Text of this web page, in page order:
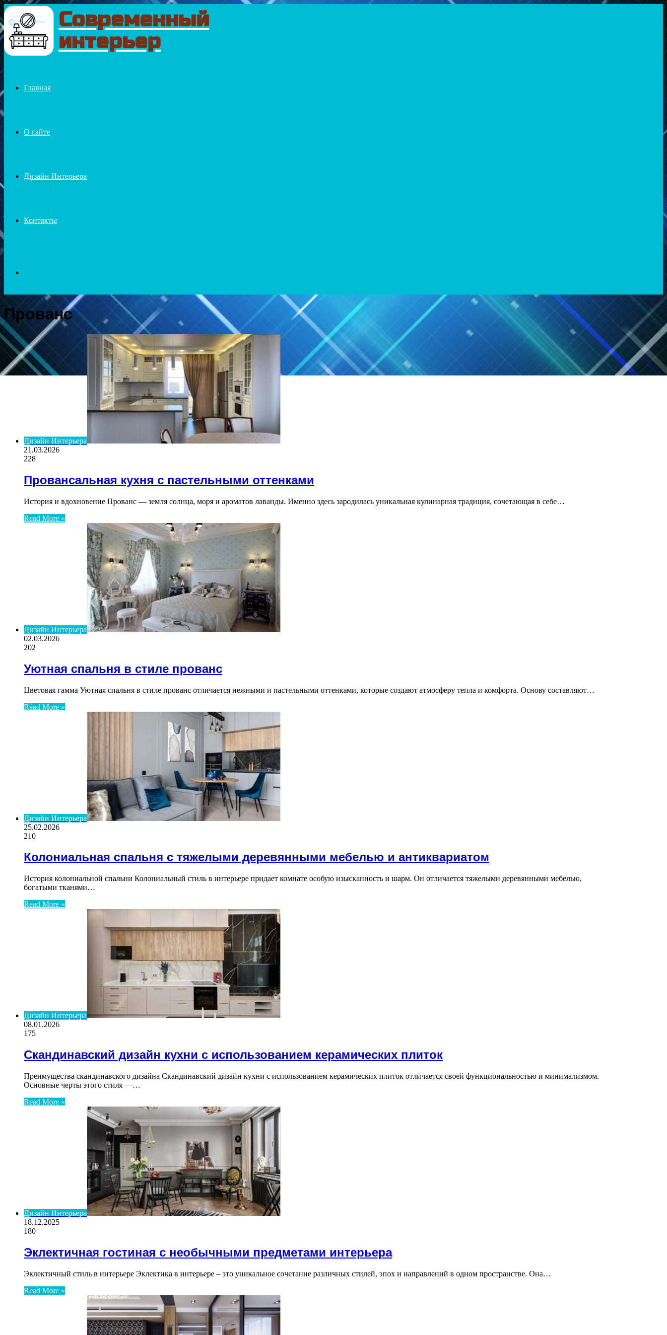
Menu
Современный
интерьер
Главная
О сайте
Дизайн Интерьера
Контакты
for
Прованс
Дизайн Интерьера
21.03.2026
228
Провансальная кухня с пастельными оттенками
История и вдохновение Прованс — земля солнца, моря и ароматов лаванды. Именно здесь зародилась уникальная кулинарная традиция, сочетающая в себе…
Read More »
Дизайн Интерьера
02.03.2026
202
Уютная спальня в стиле прованс
Цветовая гамма Уютная спальня в стиле прованс отличается нежными и пастельными оттенками, которые создают атмосферу тепла и комфорта. Основу составляют…
Read More »
Дизайн Интерьера
25.02.2026
210
Колониальная спальня с тяжелыми деревянными мебелью и антиквариатом
История колониальной спальни Колониальный стиль в интерьере придает комнате особую изысканность и шарм. Он отличается тяжелыми деревянными мебелью,
богатыми тканями…
Read More »
Дизайн Интерьера
08.01.2026
175
Скандинавский дизайн кухни с использованием керамических плиток
Преимущества скандинавского дизайна Скандинавский дизайн кухни с использованием керамических плиток отличается своей функциональностью и минимализмом.
Основные черты этого стиля —…
Read More »
Дизайн Интерьера
18.12.2025
180
Эклектичная гостиная с необычными предметами интерьера
Эклектичный стиль в интерьере Эклектика в интерьере – это уникальное сочетание различных стилей, эпох и направлений в одном пространстве. Она…
Read More »